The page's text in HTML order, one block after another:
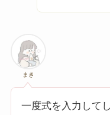
まき
一度式を入力して